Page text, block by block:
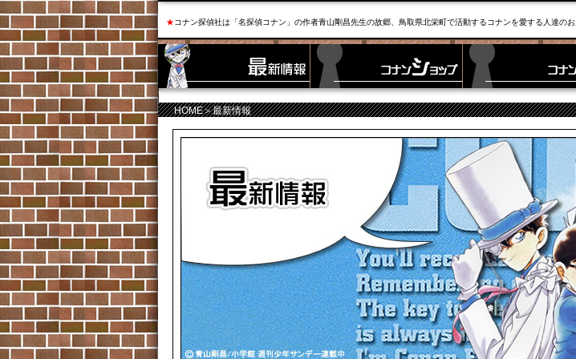
★コナン探偵社は「名探偵コナン」の作者青山剛昌先生の故郷、鳥取県北栄町で活動するコナンを愛する人達の
HOME＞最新情報